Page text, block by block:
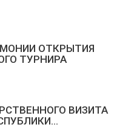
ОТКРЫТИЯ
ТУРНИРА
ВИЗИТА